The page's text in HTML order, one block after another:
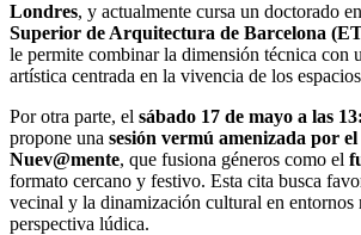
Londres, y actualmente cursa un doctorado
Superior de Arquitectura de Barcelona
le permite combinar la dimensión técnica con
artística centrada en la vivencia de los
Por otra parte, el sábado 17 de mayo a las
propone una sesión vermú amenizada por
Nuev@mente, que fusiona géneros como el
formato cercano y festivo. Esta cita busca
vecinal y la dinamización cultural en entornos
perspectiva lúdica.